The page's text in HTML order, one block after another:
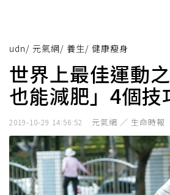
udn/ 元氣網/ 養生/ 健康瘦身
世界上最佳運動
也能減肥」4個技
2019-10-29 14:56:52 元氣網 ／ 生命時報